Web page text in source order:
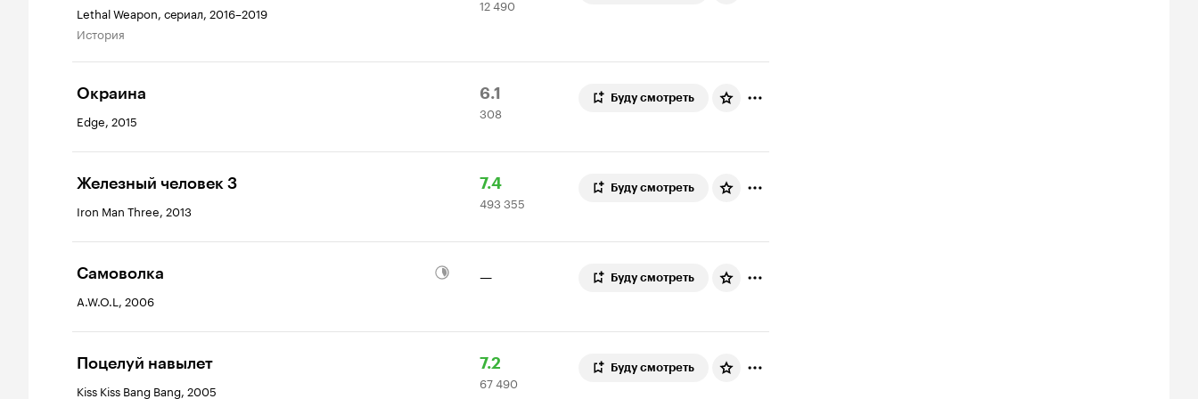
Lethal Weapon, сериал, 2016–2019
история
Кинопоиска
490
12 490
Окраина
Edge, 2015
Рейтинг
Кинопоиска
6.1
308
оценок
308
Буду смотреть
Железный человек 3
Iron Man Three, 2013
Рейтинг
Кинопоиска
7.4
493
355
493 355
Буду смотреть
Самоволка
A.W.O.L, 2006
— Буду смотреть
Поцелуй навылет
Kiss Kiss Bang Bang, 2005
Рейтинг
Кинопоиска
7.2
67
490
67 490
Буду смотреть